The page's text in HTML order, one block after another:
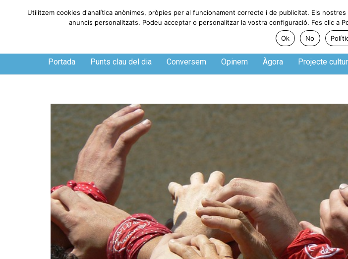
Diumenge, 9 de agosto de 2026
Portada Punts clau del dia Conversem Opinem Àgora Projecte
Utilitzem cookies d'analítica anònimes, pròpies per al funcionament correcte i de publicitat. Els
anuncis personalitzats. Podeu acceptar o personalitzar la vostra configuració. Fes clic a
Ok
No